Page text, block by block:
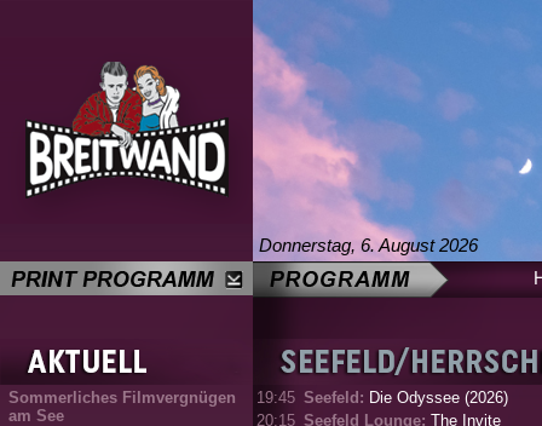
Donnerstag, 6. August 2026
Sommerliches Filmvergnügen
am See
19:45 Seefeld: Die Odyssee (2026)
20:15 Seefeld Lounge: The Invite